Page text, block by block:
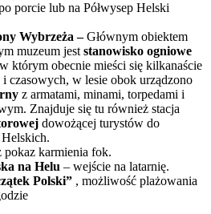
porcie lub na Półwysep Helski
Wybrzeża –Głównym obiektem
muzeum jest stanowisko ogniowe
którym obecnie mieści się kilkanaście
i czasowych, w lesie obok urządzono
z armatami, minami, torpedami i
Znajduje się tu również stacja
dowożącej turystów do
pokaz karmienia fok.
na Helu – wejście na latarnię.
Polski” , możliwość plażowania